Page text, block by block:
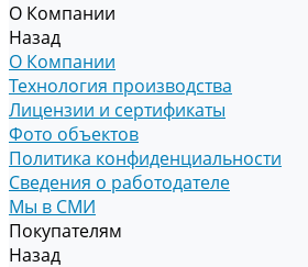
О Компании
Назад
О Компании
Технология производства
Лицензии и сертификаты
Фото объектов
Политика конфиденциальности
Сведения о работодателе
Мы в СМИ
Покупателям
Назад